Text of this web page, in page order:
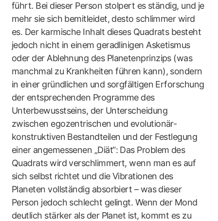
führt. Bei dieser Person stolpert es ständig, und je
mehr sie sich bemitleidet, desto schlimmer wird
es. Der karmische Inhalt dieses Quadrats besteht
jedoch nicht in einem geradlinigen Asketismus
oder der Ablehnung des Planetenprinzips (was
manchmal zu Krankheiten führen kann), sondern
in einer gründlichen und sorgfältigen Erforschung
der entsprechenden Programme des
Unterbewusstseins, der Unterscheidung
zwischen egozentrischen und evolutionär-
konstruktiven Bestandteilen und der Festlegung
einer angemessenen „Diät“: Das Problem des
Quadrats wird verschlimmert, wenn man es auf
sich selbst richtet und die Vibrationen des
Planeten vollständig absorbiert – was dieser
Person jedoch schlecht gelingt. Wenn der Mond
deutlich stärker als der Planet ist, kommt es zu